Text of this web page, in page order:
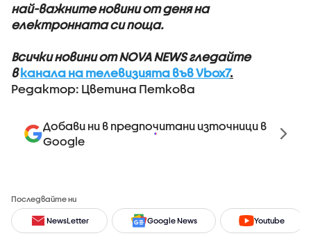
най-важните новини от деня на
електронната си поща.
Всички новини от NOVA NEWS гледайте
вканала на телевизията във Vbox7.
Редактор: Цветина Петкова
Добави ни в предпочитани източници в
Google
Последвайте ни
NewsLetter Google News Youtube